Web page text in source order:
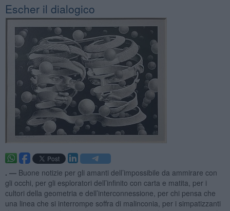
​Escher il dialogico
. — Buone notizie per gli amanti dell’impossibile da ammirare con
gli occhi, per gli esploratori dell’infinito con carta e matita, per i
cultori della geometria e dell’interconnessione, per chi pensa che
una linea che si interrompe soffra di malinconia, per i simpatizzanti